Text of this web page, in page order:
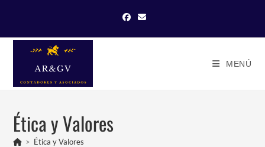
MENÚ
Ética y Valores
> Ética y Valores